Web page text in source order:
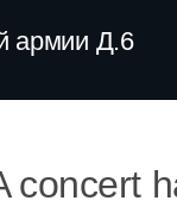
армии Д.6
concert